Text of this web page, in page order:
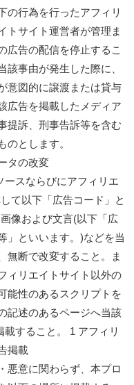
の行為を行ったアフィリ
トサイト運営者が管理ま
広告の配信を停止するこ
該事由が発生した際に、
意図的に譲渡または貸与
広告を掲載したメディア
提訴、刑事告訴等を含む
のとします。
タの改変
スならびにアフィリエ
て以下「広告コード」と
像および文言(以下「広
」といいます。)などを当
無断で改変すること。ま
ィリエイトサイト以外の
能性のあるスクリプトを
記述のあるページへ当該
すること。 1 アフィリ
掲載
悪意に関わらず、本プロ